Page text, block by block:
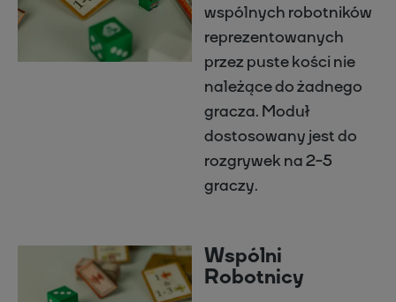
wspólnych robotników
reprezentowanych
przez puste kości nie
należące do żadnego
gracza. Moduł
dostosowany jest do
rozgrywek na 2-5
graczy.
Wspólni
Robotnicy